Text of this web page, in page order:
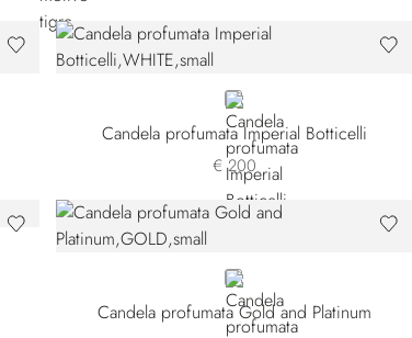
WHITE
Candela profumata Imperial Botticelli
€ 200
GOLD
Candela profumata Gold and Platinum